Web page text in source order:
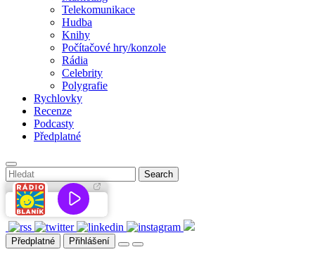
Telekomunikace
Hudba
Knihy
Počítačové hry/konzole
Rádia
Celebrity
Polygrafie
Rychlovky
Recenze
Podcasty
Předplatné
Předplatné Přihlášení